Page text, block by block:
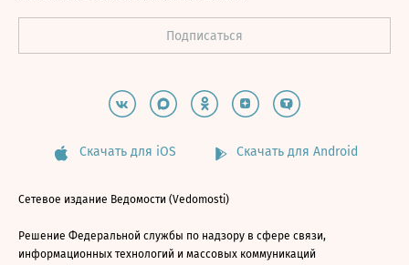
Скачать для iOS Скачать для Android
Сетевое издание Ведомости (Vedomosti)
Решение Федеральной службы по надзору в сфере связи,
информационных технологий и массовых коммуникаций